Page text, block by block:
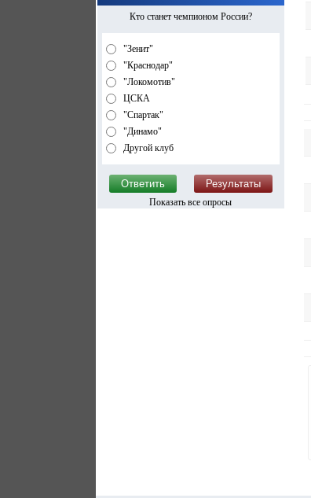
Кто станет чемпионом России?
"Зенит"
"Краснодар"
"Локомотив"
ЦСКА
"Спартак"
"Динамо"
Другой клуб
Показать все опросы